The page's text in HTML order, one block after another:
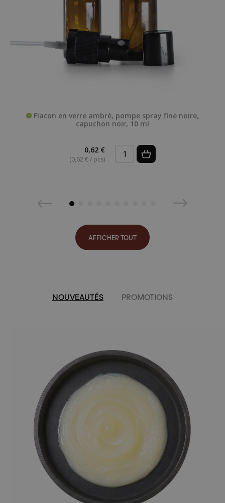
Flacon en verre ambré, pompe spray fine noire,
capuchon noir, 10 ml
0,62 €
(0,62 € / pcs)
AFFICHER TOUT
NOUVEAUTÉS PROMOTIONS